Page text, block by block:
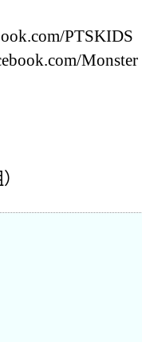
PTSKIDS
Monster